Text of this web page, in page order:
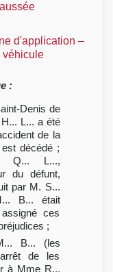
d'application –
véhicule
:
Denis de
L... a été
de la
décédé ;
Q... L...,
du défunt,
par M. S...
B... était
ces
;
B... (les
de les
à Mme R...